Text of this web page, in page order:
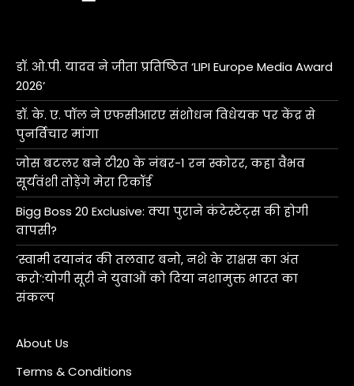
डॉ. ओ.पी. यादव ने जीता प्रतिष्ठित ‘LIPI Europe Media Award
2026’
डॉ. के. ए. पॉल ने एफसीआरए संशोधन विधेयक पर केंद्र से
पुनर्विचार मांगा
जोस बटलर बने टी20 के नंबर-1 रन स्कोरर, कहा वैभव
सूर्यवंशी तोड़ेंगे मेरा रिकॉर्ड
Bigg Boss 20 Exclusive: क्या पुराने कंटेस्टेंट्स की होगी
वापसी?
‘स्वामी दयानंद की तलवार बनो, नशे के राक्षस का अंत
करो’:योगी सूरी ने युवाओं को दिया नशामुक्त भारत का
संकल्प
About Us
Terms & Conditions